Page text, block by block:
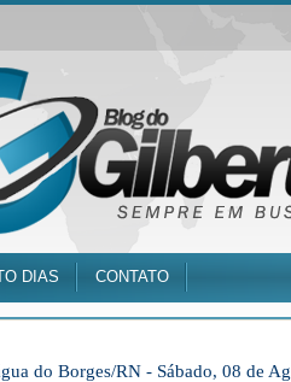
DIAS CONTATO
do Borges/RN - Sábado, 08 de